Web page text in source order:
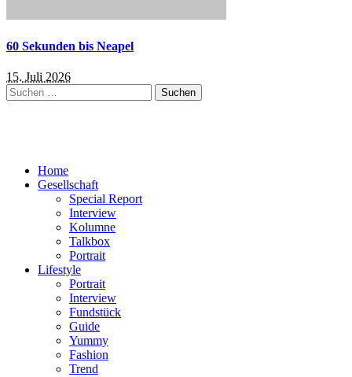
60 Sekunden bis Neapel
15. Juli 2026
Suchen
nach:
Home
Gesellschaft
Special Report
Interview
Kolumne
Talkbox
Portrait
Lifestyle
Portrait
Interview
Fundstück
Guide
Yummy
Fashion
Trend